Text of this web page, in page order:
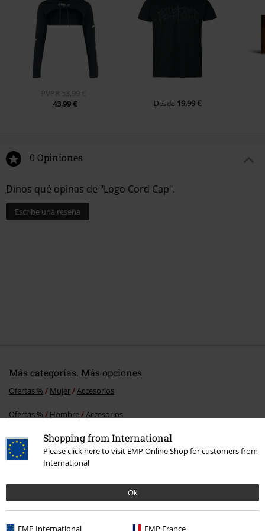
Shopping from International
Please click here to visit EMP Online Shop for customers from
International
Ok
EMP International EMP France
PVPR 53,99 €
43,99 €
Desde 19,99 €
0 Opiniones
Dinos qué opinas de "Logo Cord Cap".
Escribe una reseña
Más categorías. Más opciones
Ofertas % Mujer Accesorios
Ofertas % Hombre Accesorios
Ofertas % Accesorios Caps
Ofertas % Merch de Bandas
Nuevo Accesorios Caps